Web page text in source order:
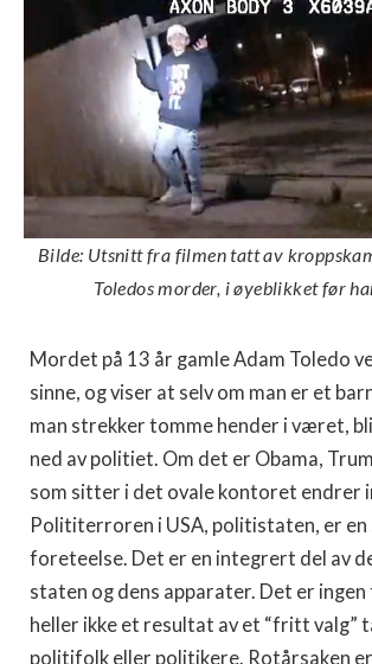
Bilde: Utsnitt fra filmen tatt av
Toledos morder, i øyeblikket før
Mordet på 13 år gamle Adam Toledo
sinne, og viser at selv om man er et
man strekker tomme hender i været,
ned av politiet. Om det er Obama,
som sitter i det ovale kontoret endrer
Polititerroren i USA, politistaten, er en
foreteelse. Det er en integrert del av
staten og dens apparater. Det er
heller ikke et resultat av et “fritt valg”
politifolk eller politikere. Rotårsaken